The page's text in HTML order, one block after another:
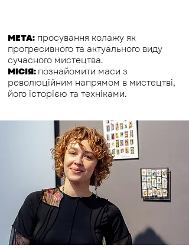
МЕТА: просування колажу як
прогресивного та актуального виду
сучасного мистецтва.
МІСІЯ: познайомити маси з
революційним напрямом в мистецтві,
його історією та техніками.